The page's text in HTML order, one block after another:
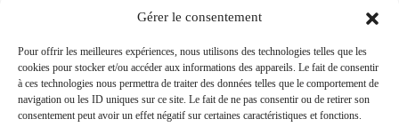
Gérer le consentement
Pour offrir les meilleures expériences, nous utilisons des technologies telles que les
cookies pour stocker et/ou accéder aux informations des appareils. Le fait de consentir
à ces technologies nous permettra de traiter des données telles que le comportement de
navigation ou les ID uniques sur ce site. Le fait de ne pas consentir ou de retirer son
consentement peut avoir un effet négatif sur certaines caractéristiques et fonctions.
Copropriété | MOE |
en Travaux |
Fabricants | Marque |
© 2026 BMATR® — Tous droits réservés.